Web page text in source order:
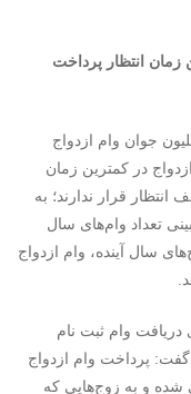
زمان انتظار پرداخت
۹۶ به حدود یک میلیون جوان وام ازدواج
در کمترین زمان
قرار ندارند؛ به
تعداد وام‌های سال
سال آینده، وام ازدواج
دریافت وام ثبت نام
روز اعلام کرد و گفت: پرداخت وام ازدواج
بودجه سال ۹۷ پیش بینی شده و به زوج‌هایی که